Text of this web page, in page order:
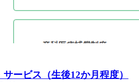
ービス（生後12か月程度）